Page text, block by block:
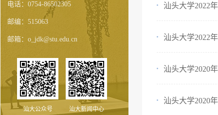
电话：0754-86502305
邮编：515063
邮箱：o_jdk@stu.edu.cn
汕大公众号 汕大新闻中心
汕头大学2022
汕头大学2022
汕头大学2020
汕头大学2020